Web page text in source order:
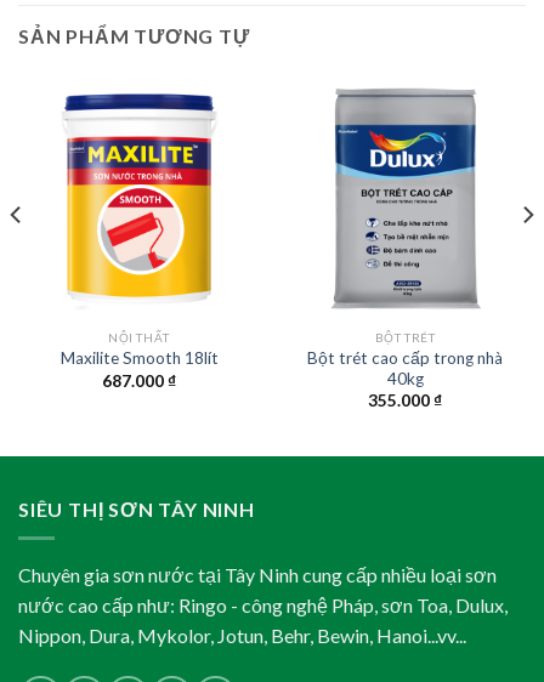
SẢN PHẨM TƯƠNG TỰ
NỘI THẤT
Maxilite Smooth 18lít
687.000₫
BỘT TRÉT
Bột trét cao cấp trong nhà
40kg
355.000₫
SIÊU THỊ SƠN TÂY NINH
Chuyên gia sơn nước tại Tây Ninh cung cấp nhiều loại sơn
nước cao cấp như: Ringo - công nghệ Pháp, sơn Toa, Dulux,
Nippon, Dura, Mykolor, Jotun, Behr, Bewin, Hanoi...vv...